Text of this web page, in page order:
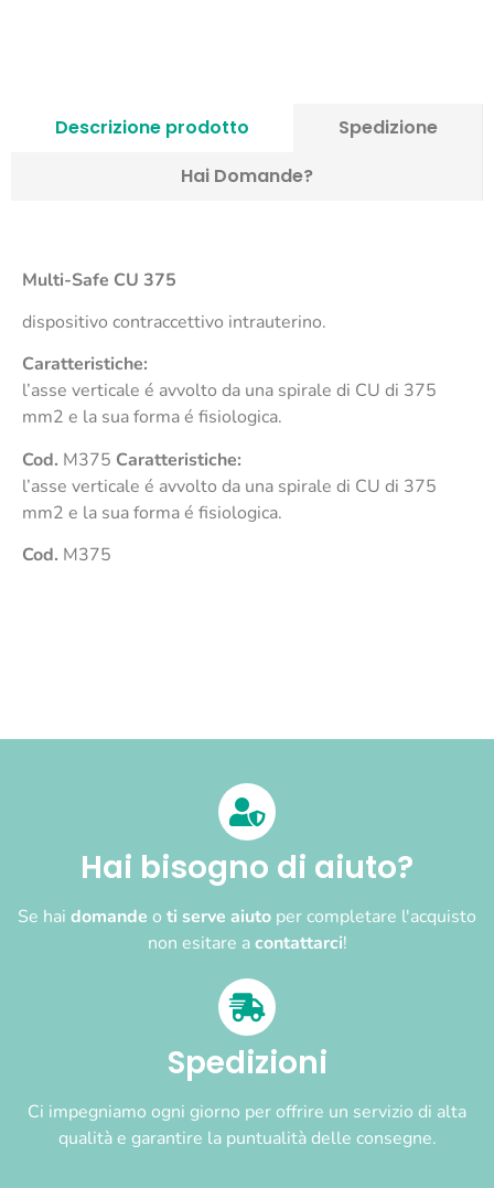
Descrizione prodotto
Spedizione
Hai Domande?
Multi-Safe CU 375
dispositivo contraccettivo intrauterino.
Caratteristiche:
l’asse verticale é avvolto da una spirale di CU di 375
mm2 e la sua forma é fisiologica.
Cod. M375 Caratteristiche:
l’asse verticale é avvolto da una spirale di CU di 375
mm2 e la sua forma é fisiologica.
Cod. M375
Hai bisogno di aiuto?
Se hai domande o ti serve aiuto per completare l'acquisto
non esitare acontattarci!
Spedizioni
Ci impegniamo ogni giorno per offrire un servizio di alta
qualità e garantire la puntualità delle consegne.